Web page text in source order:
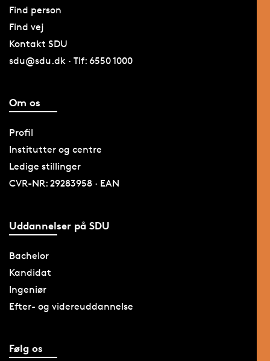
Find person
Find vej
Kontakt SDU
sdu@sdu.dk · Tlf: 6550 1000
Om os
Profil
Institutter og centre
Ledige stillinger
CVR-NR: 29283958 · EAN
Uddannelser på SDU
Bachelor
Kandidat
Ingeniør
Efter- og videreuddannelse
Følg os